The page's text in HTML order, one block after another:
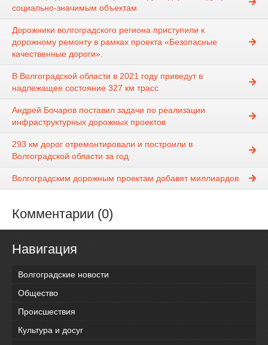
социально-значимым объектам
Дорожники волгоградского региона приступили к
дорожному ремонту в рамках проекта «Безопасные
качественные дороги».
В Волгоградской области в 2021 году приведут в
надлежащее состояние 327 км трасс
Андрей Бочаров поставил задачи по реализации
инфраструктурных дорожных проектов
293 км дорог отремонтировали и построили в
Волгоградской области за год
Волгоградским дорожным проектам добавят миллиардов
Комментарии (0)
Навигация
Волгоградские новости
Общество
Происшествия
Культура и досуг